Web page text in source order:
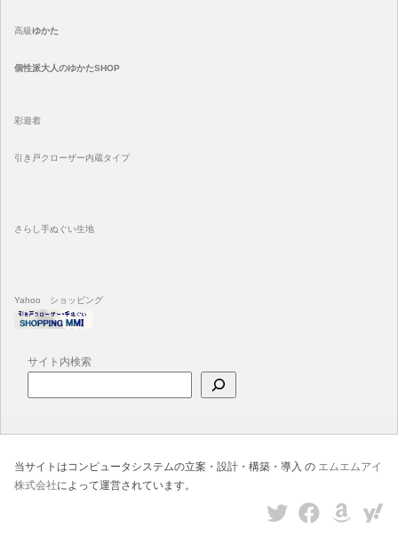
高級ゆかた
個性派大人のゆかたSHOP
彩遊着
引き戸クローザー内蔵タイプ
さらし手ぬぐい生地
Yahoo ショッピング
サイト内検索
当サイトはコンピュータシステムの立案・設計・構築・導入 の エムエムアイ
株式会社によって運営されています。